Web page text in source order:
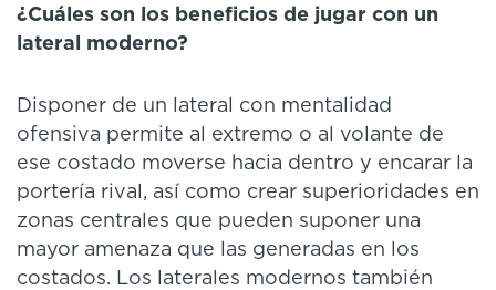
¿Cuáles son los beneficios de jugar con un
lateral moderno?
Disponer de un lateral con mentalidad
ofensiva permite al extremo o al volante de
ese costado moverse hacia dentro y encarar la
portería rival, así como crear superioridades en
zonas centrales que pueden suponer una
mayor amenaza que las generadas en los
costados. Los laterales modernos también